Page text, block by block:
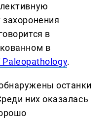
в
в
.
останки
них оказалась